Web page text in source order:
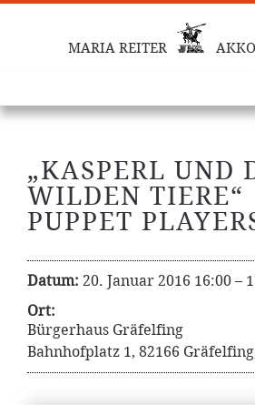
MARIA REITER
„KASPERL UND
WILDEN TIERE“
PUPPET
Datum: 20. Januar 2016 16:00 –
Ort:
Bürgerhaus Gräfelfing
Bahnhofplatz 1, 82166